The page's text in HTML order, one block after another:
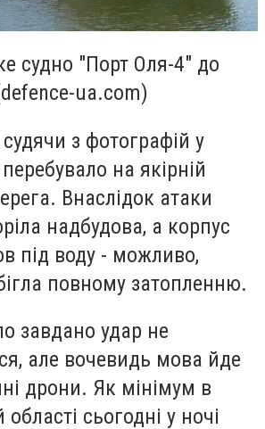
судно "Порт Оля-4" до
ua.com)
з фотографій у
на якірній
Внаслідок атаки
надбудова, а корпус
під воду - можливо,
повному затопленню.
завдано удар не
але вочевидь мова йде
дрони. Як мінімум в
сьогодні у ночі